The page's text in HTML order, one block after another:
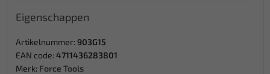
Eigenschappen
Artikelnummer: 903G15
EAN code: 4711436283801
Merk: Force Tools